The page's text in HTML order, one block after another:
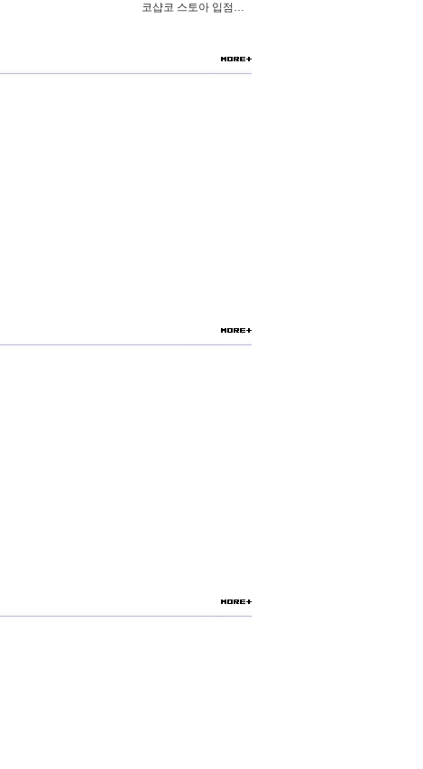
코샵코 스토아 입점 1일 이용권